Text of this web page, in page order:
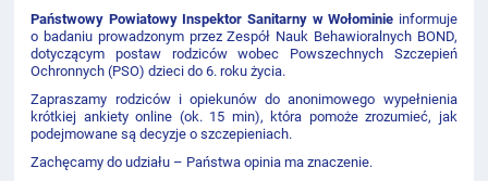
Państwowy Powiatowy Inspektor Sanitarny w Wołominie informuje
o badaniu prowadzonym przez Zespół Nauk Behawioralnych BOND,
dotyczącym postaw rodziców wobec Powszechnych Szczepień
Ochronnych (PSO) dzieci do 6. roku życia.
Zapraszamy rodziców i opiekunów do anonimowego wypełnienia
krótkiej ankiety online (ok. 15 min), która pomoże zrozumieć, jak
podejmowane są decyzje o szczepieniach.
Zachęcamy do udziału – Państwa opinia ma znaczenie.